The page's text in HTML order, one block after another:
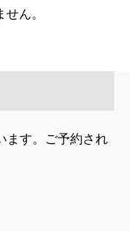
ん。
ます。ご予約され